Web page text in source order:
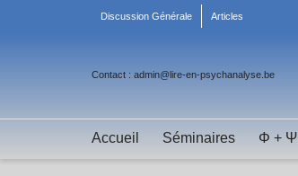
Discussion Générale Articles
Contact : admin@lire-en-psychanalyse.be
Accueil Séminaires Φ + Ψ